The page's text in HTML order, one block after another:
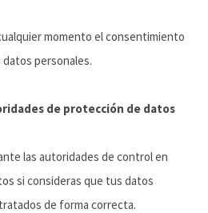
momento el consentimiento
personales.
de protección de datos
las autoridades de control en
si consideras que tus datos
de forma correcta.